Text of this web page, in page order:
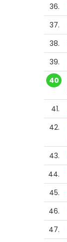
36.
37.
38.
39.
40
41.
42.
43.
44.
45.
46.
47.